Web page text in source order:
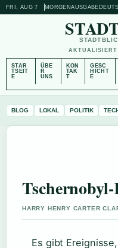
FRI, AUG 7 MORGENAUSGABE
STAR
TSEIT
E
ÜBE
R
UNS
KON
TAK
T
GESC
HICHT
E
BLOG LOKAL POLITIK
HARRY HENRY CARTER
Es gibt